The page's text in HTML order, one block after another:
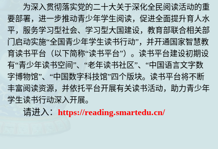
为深入贯彻落实党的二十大关于深化全民阅读活动的重
要部署，进一步推动青少年学生阅读，促进全面提升育人水
平，服务学习型社会、学习型大国建设，教育部联合相关部
门启动实施“全国青少年学生读书行动”，并开通国家智慧教
育读书平台（以下简称“读书平台”）。读书平台建设初期设
有“青少年读书空间”、 “老年读书社区”、 “中国语言文字数
字博物馆”、 “中国数字科技馆”四个版块。读书平台将不断
丰富阅读资源，并依托平台开展有关读书活动，助力青少年
学生读书行动深入开展。
请进入： https://reading.smartedu.cn/